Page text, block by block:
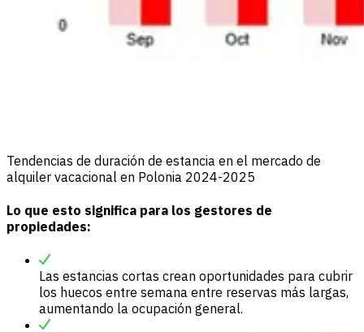
Tendencias de duración de estancia en el mercado de
alquiler vacacional en Polonia 2024-2025
Lo que esto significa para los gestores de
propiedades:
Las estancias cortas crean oportunidades para cubrir
los huecos entre semana entre reservas más largas,
aumentando la ocupación general.